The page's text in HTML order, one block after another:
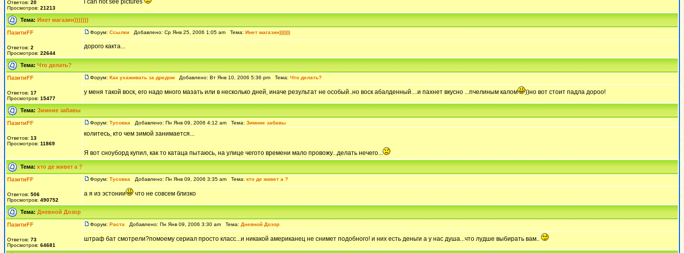
Ответов: 20
Просмотров: 21213
i can not see pictures
Тема: Инет магазин)))))))
ПазитиFF
Ответов: 2
Просмотров: 22644
Форум: Ссылки Добавлено: Ср Янв 25, 2006 1:05 am Тема: Инет магазин)))))))
дорого какта...
Тема: Что делать?
ПазитиFF
Ответов: 17
Просмотров: 15477
Форум: Как ухаживать за дредом Добавлено: Вт Янв 10, 2006 5:36 pm Тема: Что делать?
у меня такой воск, его надо много мазать или в несколько дней, иначе результат не особый..но воск абалденный....и пахнет вкусно ...пчелиным калом ))но вот стоит падла дороо!
Тема: Зимние забавы
ПазитиFF
Ответов: 13
Просмотров: 11869
Форум: Тусовка Добавлено: Пн Янв 09, 2006 4:12 am Тема: Зимние забавы
колитесь, кто чем зимой занимается...
Я вот сноуборд купил, как то катаца пытаюсь, на улице чегото времени мало провожу...делать нечего...
Тема: кто де живет а ?
ПазитиFF
Ответов: 506
Просмотров: 490752
Форум: Тусовка Добавлено: Пн Янв 09, 2006 3:35 am Тема: кто де живет а ?
а я из эстонии что не совсем близко
Тема: Дневной Дозор
ПазитиFF
Ответов: 73
Просмотров: 64681
Форум: Раста Добавлено: Пн Янв 09, 2006 3:30 am Тема: Дневной Дозор
штраф бат смотрели?помоему сериал просто класс...и никакой американец не снимет подобного! и них есть деньги а у нас душа...что лудше выбирать вам..